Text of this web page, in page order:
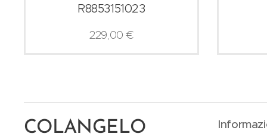
R8853151023
229,00 €
COLANGELO